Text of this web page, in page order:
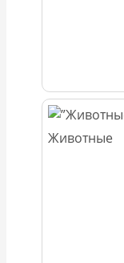
Животные